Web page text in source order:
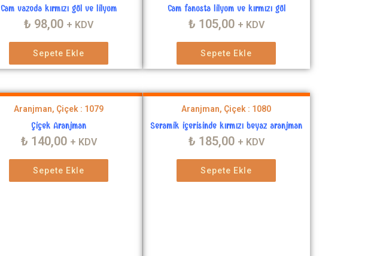
Cam vazoda kırmızı gül ve lilyum
₺ 98,00 + KDV
Sepete Ekle
Cam fanusta lilyum ve kırmızı gül
₺ 105,00 + KDV
Sepete Ekle
Aranjman, Çiçek : 1079
Çiçek Aranjman
₺ 140,00 + KDV
Sepete Ekle
Aranjman, Çiçek : 1080
Seramik içerisinde kırmızı beyaz aranjman
₺ 185,00 + KDV
Sepete Ekle